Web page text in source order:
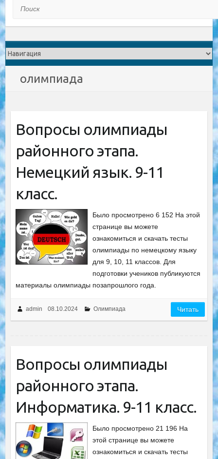
олимпиада
Вопросы олимпиады
районного этапа.
Немецкий язык. 9-11
класс.
Было просмотрено 6 152 На этой
странице вы можете
ознакомиться и скачать тесты
олимпиады по немецкому языку
для 9, 10, 11 классов. Для
подготовки учеников публикуются
материалы олимпиады позапрошлого года.
admin 08.10.2024 Олимпиада Читать
Вопросы олимпиады
районного этапа.
Информатика. 9-11 класс.
Было просмотрено 21 196 На
этой странице вы можете
ознакомиться и скачать тесты